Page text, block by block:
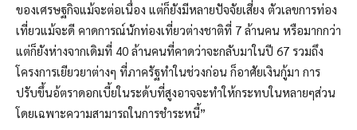
ของเศรษฐกิจแม้จะต่อเนื่อง แต่ก็ยังมีหลายปัจจัยเสี่ยง ตัวเลขการท่อง
เที่ยวแม้จะดี คาดการณ์นักท่องเที่ยวต่างชาติที่ 7 ล้านคน หรือมากกว่า
แต่ก็ยังห่างจากเดิมที่ 40 ล้านคนที่คาดว่าจะกลับมาในปี 67 รวมถึง
โครงการเยียวยาต่างๆ ที่ภาครัฐทำในช่วงก่อน ก็อาศัยเงินกู้มา การ
ปรับขึ้นอ้ตราดอกเบี้ยในระด้บที่สูงอาจจะทำให้กระทบในหลายๆส่วน
โดยเฉพาะความสามารถในการชำระหนี้”